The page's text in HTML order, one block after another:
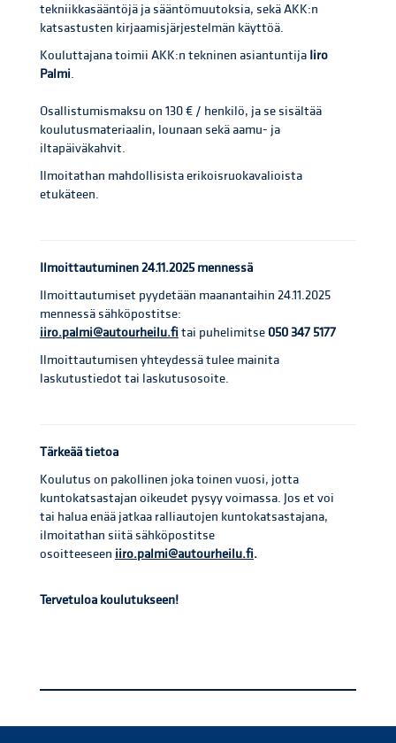
tekniikkasääntöjä ja sääntömuutoksia, sekä AKK:n
katsastusten kirjaamisjärjestelmän käyttöä.
Kouluttajana toimii AKK:n tekninen asiantuntija Iiro
Palmi.
Osallistumismaksu on 130 € / henkilö, ja se sisältää
koulutusmateriaalin, lounaan sekä aamu- ja
iltapäiväkahvit.
Ilmoitathan mahdollisista erikoisruokavalioista
etukäteen.
Ilmoittautuminen 24.11.2025 mennessä
Ilmoittautumiset pyydetään maanantaihin 24.11.2025
mennessä sähköpostitse:
iiro.palmi@autourheilu.fi tai puhelimitse 050 347 5177
Ilmoittautumisen yhteydessä tulee mainita
laskutustiedot tai laskutusosoite.
Tärkeää tietoa
Koulutus on pakollinen joka toinen vuosi, jotta
kuntokatsastajan oikeudet pysyy voimassa. Jos et voi
tai halua enää jatkaa ralliautojen kuntokatsastajana,
ilmoitathan siitä sähköpostitse
osoitteeseen iiro.palmi@autourheilu.fi.
Tervetuloa koulutukseen!